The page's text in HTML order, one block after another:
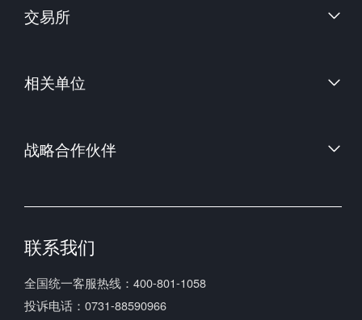
交易所
中国金融期货交易所
大连商品交易所
相关单位
中国期货业协会
战略合作伙伴
联系我们
全国统一客服热线：400-801-1058
投诉电话：0731-88590966